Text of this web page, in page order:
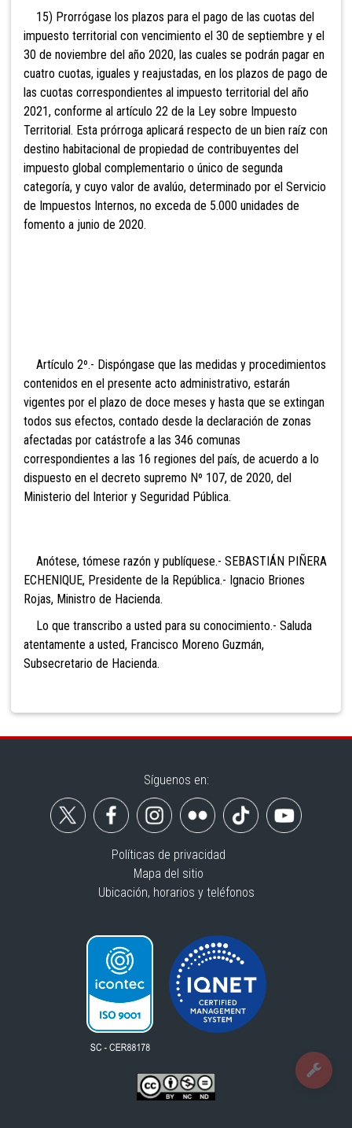
15) Prorrógase los plazos para el pago de las cuotas del
impuesto territorial con vencimiento el 30 de septiembre y el
30 de noviembre del año 2020, las cuales se podrán pagar en
cuatro cuotas, iguales y reajustadas, en los plazos de pago de
las cuotas correspondientes al impuesto territorial del año
2021, conforme al artículo 22 de la Ley sobre Impuesto
Territorial. Esta prórroga aplicará respecto de un bien raíz con
destino habitacional de propiedad de contribuyentes del
impuesto global complementario o único de segunda
categoría, y cuyo valor de avalúo, determinado por el Servicio
de Impuestos Internos, no exceda de 5.000 unidades de
fomento a junio de 2020.
Artículo 2º.- Dispóngase que las medidas y procedimientos
contenidos en el presente acto administrativo, estarán
vigentes por el plazo de doce meses y hasta que se extingan
todos sus efectos, contado desde la declaración de zonas
afectadas por catástrofe a las 346 comunas
correspondientes a las 16 regiones del país, de acuerdo a lo
dispuesto en el decreto supremo Nº 107, de 2020, del
Ministerio del Interior y Seguridad Pública.
Anótese, tómese razón y publíquese.- SEBASTIÁN PIÑERA
ECHENIQUE, Presidente de la República.- Ignacio Briones
Rojas, Ministro de Hacienda.
Lo que transcribo a usted para su conocimiento.- Saluda
atentamente a usted, Francisco Moreno Guzmán,
Subsecretario de Hacienda.
Síguenos en:
Políticas de privacidad
Mapa del sitio
Ubicación, horarios y teléfonos